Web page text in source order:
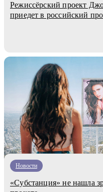
Режиссёрский проект
приедет в российский
Новости
«Субстанция» не нашла